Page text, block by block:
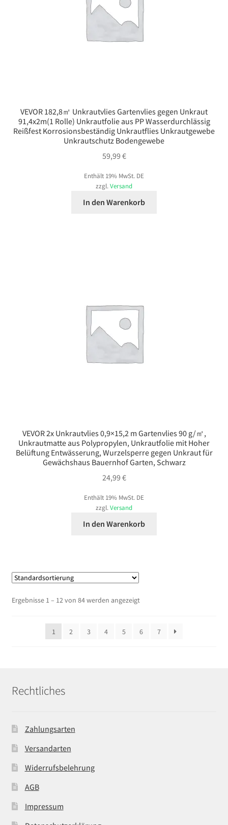
VEVOR 182,8㎡ Unkrautvlies Gartenvlies gegen Unkraut
91,4x2m(1 Rolle) Unkrautfolie aus PP Wasserdurchlässig
Reißfest Korrosionsbeständig Unkrautflies Unkrautgewebe
Unkrautschutz Bodengewebe
59,99 €
Enthält 19% MwSt. DE
zzgl.Versand
In den Warenkorb
VEVOR 2x Unkrautvlies 0,9×15,2 m Gartenvlies 90 g/㎡,
Unkrautmatte aus Polypropylen, Unkrautfolie mit Hoher
Belüftung Entwässerung, Wurzelsperre gegen Unkraut für
Gewächshaus Bauernhof Garten, Schwarz
24,99 €
Enthält 19% MwSt. DE
zzgl.Versand
In den Warenkorb
Ergebnisse 1 – 12 von 84 werden angezeigt
1 2 3 4 5 6 7
Rechtliches
Zahlungsarten
Versandarten
Widerrufsbelehrung
AGB
Impressum